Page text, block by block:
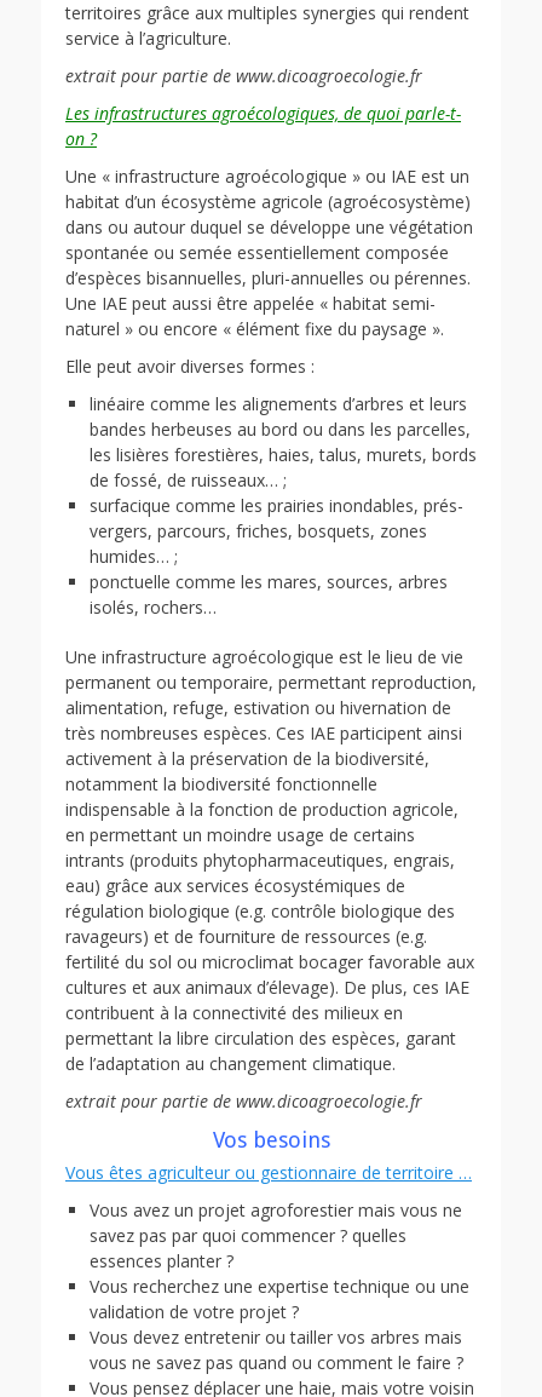
territoires grâce aux multiples synergies qui rendent
service à l’agriculture.
extrait pour partie de www.dicoagroecologie.fr
Les infrastructures agroécologiques, de quoi parle-t-
on ?
Une « infrastructure agroécologique » ou IAE est un
habitat d’un écosystème agricole (agroécosystème)
dans ou autour duquel se développe une végétation
spontanée ou semée essentiellement composée
d’espèces bisannuelles, pluri-annuelles ou pérennes.
Une IAE peut aussi être appelée « habitat semi-
naturel » ou encore « élément fixe du paysage ».
Elle peut avoir diverses formes :
linéaire comme les alignements d’arbres et leurs
bandes herbeuses au bord ou dans les parcelles,
les lisières forestières, haies, talus, murets, bords
de fossé, de ruisseaux… ;
surfacique comme les prairies inondables, prés-
vergers, parcours, friches, bosquets, zones
humides… ;
ponctuelle comme les mares, sources, arbres
isolés, rochers…
Une infrastructure agroécologique est le lieu de vie
permanent ou temporaire, permettant reproduction,
alimentation, refuge, estivation ou hivernation de
très nombreuses espèces. Ces IAE participent ainsi
activement à la préservation de la biodiversité,
notamment la biodiversité fonctionnelle
indispensable à la fonction de production agricole,
en permettant un moindre usage de certains
intrants (produits phytopharmaceutiques, engrais,
eau) grâce aux services écosystémiques de
régulation biologique (e.g. contrôle biologique des
ravageurs) et de fourniture de ressources (e.g.
fertilité du sol ou microclimat bocager favorable aux
cultures et aux animaux d’élevage). De plus, ces IAE
contribuent à la connectivité des milieux en
permettant la libre circulation des espèces, garant
de l’adaptation au changement climatique.
extrait pour partie de www.dicoagroecologie.fr
Vos besoins
Vous êtes agriculteur ou gestionnaire de territoire …
Vous avez un projet agroforestier mais vous ne
savez pas par quoi commencer ? quelles
essences planter ?
Vous recherchez une expertise technique ou une
validation de votre projet ?
Vous devez entretenir ou tailler vos arbres mais
vous ne savez pas quand ou comment le faire ?
Vous pensez déplacer une haie, mais votre voisin